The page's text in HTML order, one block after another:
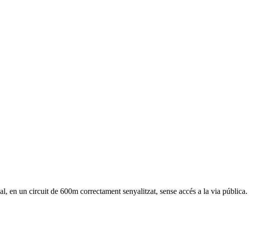
en un circuit de 600m correctament senyalitzat, sense accés a la via pública.